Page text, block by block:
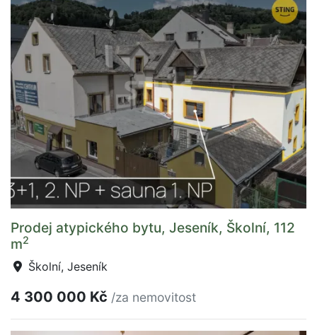
Prodej atypického bytu, Jeseník, Školní, 112
m2
Školní, Jeseník
4 300 000 Kč /za nemovitost